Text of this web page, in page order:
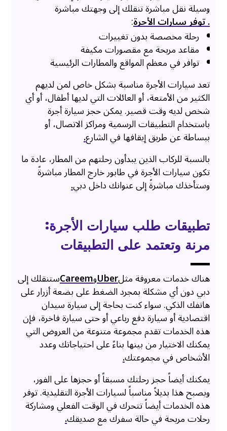
وسيلة نقل مباشرة تنقلك إلى وجهتك مباشرة
. توفر سيارات الأجرة:
رحلة مخصصة بدون تغييرات
مقاعد مريحة مع مقصورات مكيفة
توافر في معظم المواقع والمطارات الرئيسية
تعد سيارات الأجرة مناسبة بشكل خاص لمن لديهم
الكثير من الأمتعة، أو العائلات التي لديها أطفال، أو أي
شخص لديه وقت قصير. يمكن حجز سيارة أجرة
باستخدام التطبيقات الرسمية ومراكز الاتصال، أو
ببساطة عن طريق إيقافها في الشارع.
بالنسبة للركاب الذين يبدأون رحلتهم من المطار، عادة ما
تكون سيارات الأجرة في طابور خارج المطار مباشرةً
وستأخذك مباشرةً إلى عنوانك داخل دبي.
تطبيقات طلب سيارات الأجرة:
مرنة وتعتمد على التطبيقات
هناك خدمات معروفة مثلUberوCareemستنقلك إلى
دبي دون أي مشكلة بمجرد الضغط على بضعة أزرار على
هاتفك الذكي. سواء كنت بحاجة إلى سيارة سيدان
اقتصادية أو سيارة دفع رباعي أو حتى سيارة فاخرة، فإن
هذه الخدمات تقدم مجموعة متنوعة من العروض التي
يمكنك الاختيار من بينها بناءً على احتياجاتك وعدد
الأشخاص في مجموعتك.
يمكنك أيضاً حجز رحلتك مسبقاً أو حجزها على الفور،
ويصبح هذا بديلاً مناسباً لسيارات الأجرة التقليدية. توفر
هذه الخدمات أيضاً تتحرك في الوقت الفعلي ومشاركة
رحلات مريحة في حالة سفرك مع صديقك.